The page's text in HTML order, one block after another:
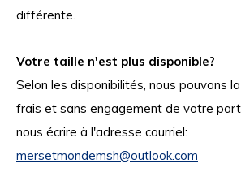
différente.
Votre taille n'est plus disponible?
Selon les disponibilités, nous pouvons
frais et sans engagement de votre
nous écrire à l'adresse courriel:
mersetmondemsh@outlook.com